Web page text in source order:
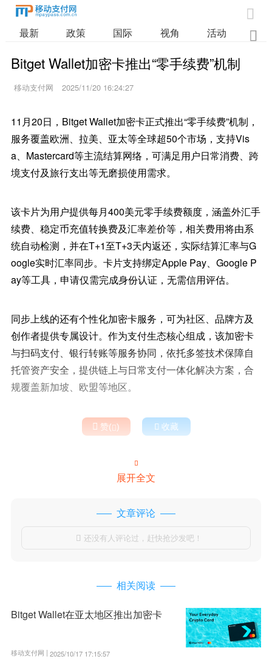

最新 政策 国际 视角 活动 业

Bitget Wallet加密卡推出“零手续费”机制
移动支付网 2025/11/20 16:24:27
11月20日，Bitget Wallet加密卡正式推出“零手续费”机制，
服务覆盖欧洲、拉美、亚太等全球超50个市场，支持Vis
a、Mastercard等主流结算网络，可满足用户日常消费、跨
境支付及旅行支出等无磨损使用需求。
该卡片为用户提供每月400美元零手续费额度，涵盖外汇手
续费、稳定币充值转换费及汇率差价等，相关费用将由系
统自动检测，并在T+1至T+3天内返还，实际结算汇率与G
oogle实时汇率同步。卡片支持绑定Apple Pay、Google P
ay等工具，申请仅需完成身份认证，无需信用评估。
同步上线的还有个性化加密卡服务，可为社区、品牌方及
创作者提供专属设计。作为支付生态核心组成，该加密卡
与扫码支付、银行转账等服务协同，依托多签技术保障自
托管资产安全，提供链上与日常支付一体化解决方案，合
规覆盖新加坡、欧盟等地区。
 赞()  收藏

展开全文
文章评论
 还没有人评论过，赶快抢沙发吧！
相关阅读
Bitget Wallet在亚太地区推出加密卡
移动支付网 | 2025/10/17 17:15:57